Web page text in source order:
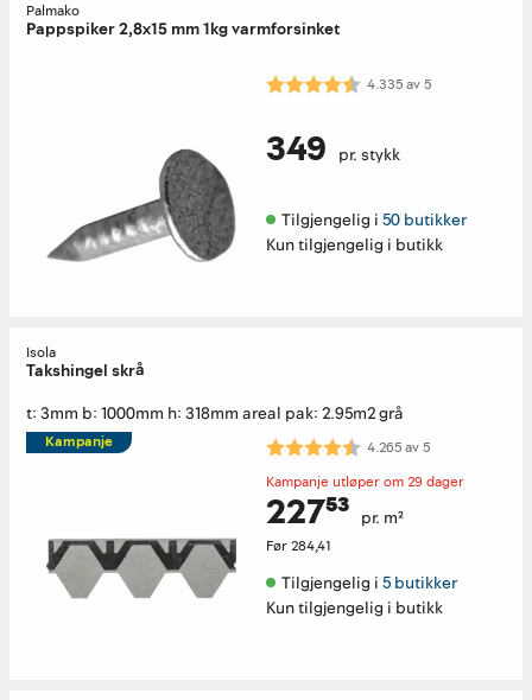
Palmako
Pappspiker 2,8x15 mm 1kg varmforsinket
Karakter: 4.3 av 5 mulige
4.335av5
349 pr. stykk
Tilgjengelig i 50 butikker
Kun tilgjengelig i butikk
Isola
Takshingel skrå
t: 3mm b: 1000mm h: 318mm areal pak: 2.95m2 grå
Kampanje Karakter: 4.3 av 5 mulige
4.265av5
Kampanje utløper om 29 dager
227⁵³ pr. m²
Før284,41
Tilgjengelig i 5 butikker
Kun tilgjengelig i butikk